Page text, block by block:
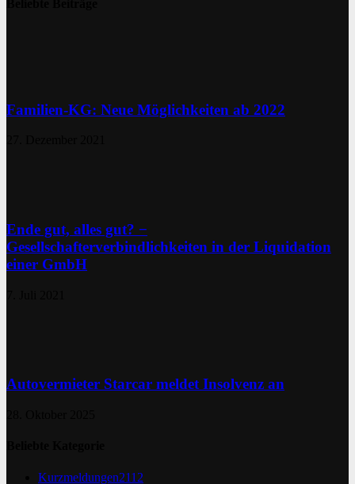
Familien-KG: Neue Möglichkeiten ab 2022
Ende gut, alles gut? −
Gesellschafterverbindlichkeiten in der Liquidation
einer GmbH
Autovermieter Starcar meldet Insolvenz an
Kurzmeldungen2112